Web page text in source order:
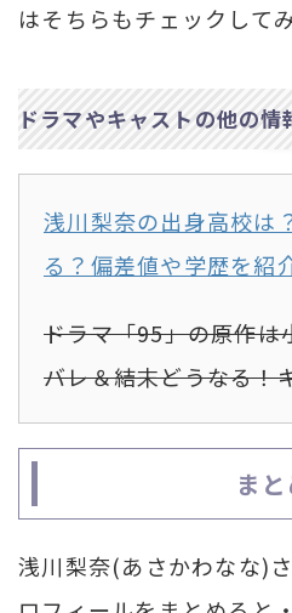
はそちらもチェックして
ドラマやキャストの他の情
浅川梨奈の出身高校は
る？偏差値や学歴を紹
ドラマ「95」の原作は
バレ＆結末どうなる！
ま
浅川梨奈(あさかわなな)